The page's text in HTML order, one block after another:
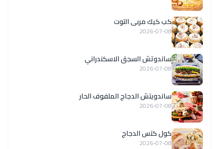
كب كيك مربى التوت
2026-07-08
ساندوتش السجق الاسكندراني
2026-07-08
ساندويتش الدجاج الملفوف الحار
2026-07-08
كول كتس الدجاج
2026-07-08